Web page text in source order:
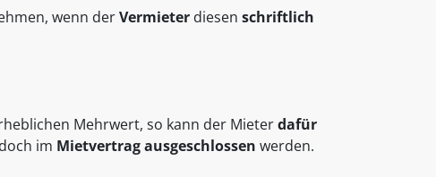
wenn derVermieter diesen schriftlich
Mehrwert, so kann der Mieterdafür
im Mietvertrag ausgeschlossen werden.